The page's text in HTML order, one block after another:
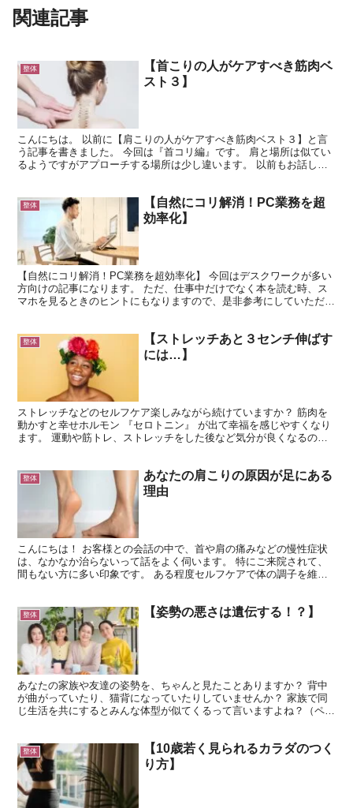
関連記事
整体
【首こりの人がケアすべき筋肉ベ
スト３】
こんにちは。 以前に【肩こりの人がケアすべき筋肉ベスト３】と言
う記事を書きました。 今回は『首コリ編』です。 肩と場所は似てい
るようですがアプローチする場所は少し違います。 以前もお話しし
整体
【自然にコリ解消！PC業務を超
効率化】
【自然にコリ解消！PC業務を超効率化】 今回はデスクワークが多い
方向けの記事になります。 ただ、仕事中だけでなく本を読む時、ス
マホを見るときのヒントにもなりますので、是非参考にしていただけ
整体
【ストレッチあと３センチ伸ばす
には…】
ストレッチなどのセルフケア楽しみながら続けていますか？ 筋肉を
動かすと幸せホルモン 『セロトニン』 が出て幸福を感じやすくなり
ます。 運動や筋トレ、ストレッチをした後など気分が良くなるのは
整体
あなたの肩こりの原因が足にある
理由
こんにちは！ お客様との会話の中で、首や肩の痛みなどの慢性症状
は、なかなか治らないって話をよく伺います。 特にご来院されて、
間もない方に多い印象です。 ある程度セルフケアで体の調子を維持
整体 【姿勢の悪さは遺伝する！？】
あなたの家族や友達の姿勢を、ちゃんと見たことありますか？ 背中
が曲がっていたり、猫背になっていたりしていませんか？ 家族で同
じ生活を共にするとみんな体型が似てくるって言いますよね？（ペッ
整体
【10歳若く見られるカラダのつく
り方】